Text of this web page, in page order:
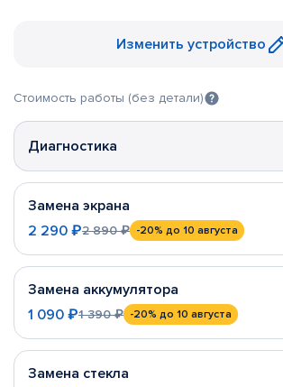
Изменить устройство
Стоимость работы (без детали)
Диагностика
Замена экрана
2 290 ₽2 890 ₽ -20% до 10 августа
Замена аккумулятора
1 090 ₽1 390 ₽ -20% до 10 августа
Замена стекла